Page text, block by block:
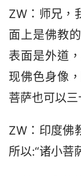
ZW：师兄，
面上是佛教
表面是外道
现佛色身像
菩萨也可以三
ZW：印度佛
所以:“诸小菩